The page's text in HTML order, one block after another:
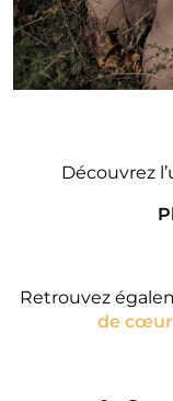
Découvrez
Retrouvez
de cœur